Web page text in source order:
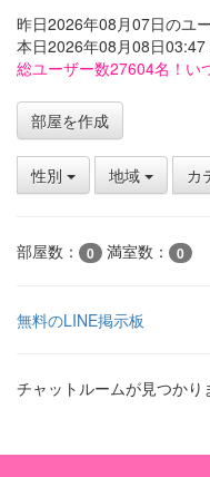
昨日2026年08月07日のユ
本日2026年08月08日
総ユーザー数27604名！い
部屋を作成
性別 地域 カ
部屋数： 0 満室数： 0
無料のLINE掲示板
チャットルームが見つかり